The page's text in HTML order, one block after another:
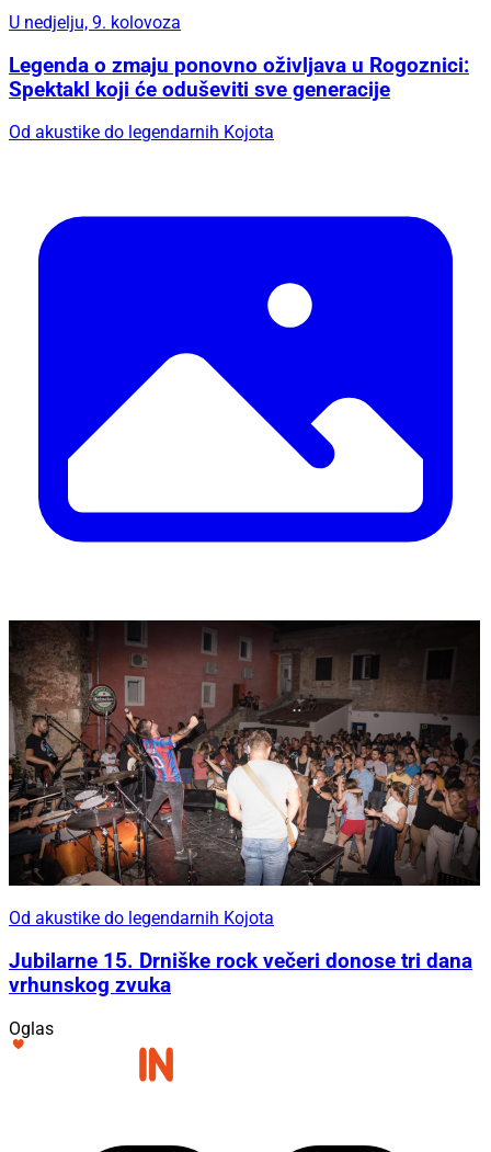
U nedjelju, 9. kolovoza
Legenda o zmaju ponovno oživljava u Rogoznici:
Spektakl koji će oduševiti sve generacije
Od akustike do legendarnih Kojota
Od akustike do legendarnih Kojota
Jubilarne 15. Drniške rock večeri donose tri dana
vrhunskog zvuka
Oglas